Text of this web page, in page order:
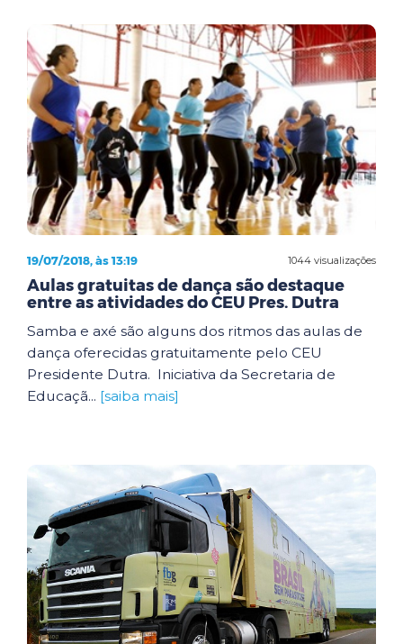
1044 visualizações
19/07/2018, às 13:19
Aulas gratuitas de dança são destaque
entre as atividades do CEU Pres. Dutra
Samba e axé são alguns dos ritmos das aulas de
dança oferecidas gratuitamente pelo CEU
Presidente Dutra. Iniciativa da Secretaria de
Educaçã... [saiba mais]